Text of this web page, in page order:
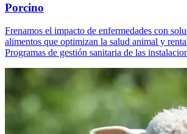
Porcino
Frenamos el impacto de enfermedades con
alimentos que optimizan la salud animal y
Programas de gestión sanitaria de las